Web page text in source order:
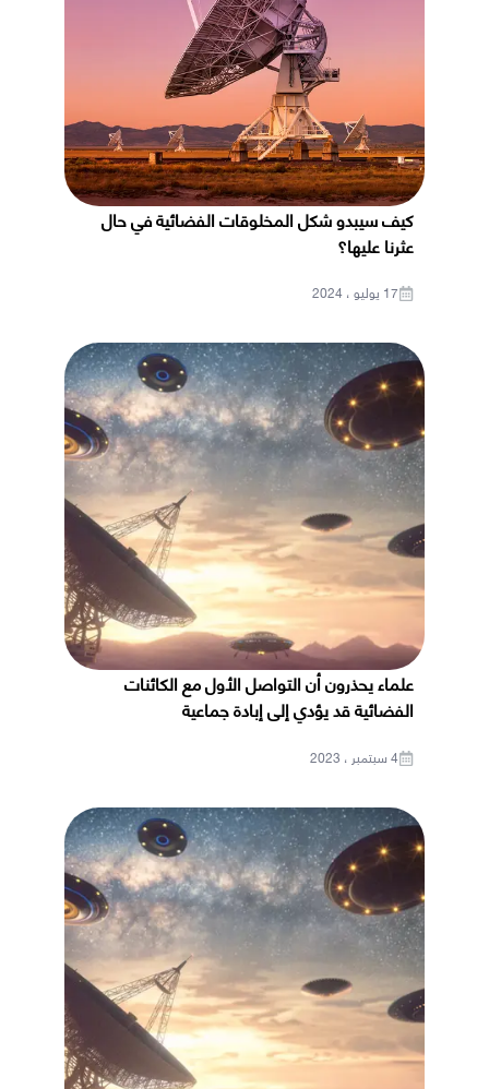
كيف سيبدو شكل المخلوقات الفضائية في حال
عثرنا عليها؟
17 يوليو ، 2024
علماء يحذرون أن التواصل الأول مع الكائنات
الفضائية قد يؤدي إلى إبادة جماعية
4 سبتمبر ، 2023